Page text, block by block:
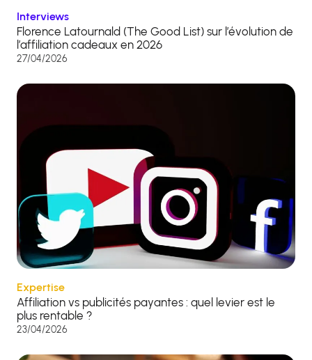
Interviews
Florence Latournald (The Good List) sur l’évolution de
l’affiliation cadeaux en 2026
27/04/2026
Expertise
Affiliation vs publicités payantes : quel levier est le
plus rentable ?
23/04/2026